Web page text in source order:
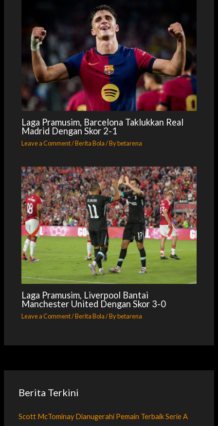
Laga Pramusim, Barcelona Taklukkan Real
Madrid Dengan Skor 2-1
Leave a Comment/Berita Bola/ Bybetarena
Laga Pramusim, Liverpool Bantai
Manchester United Dengan Skor 3-0
Leave a Comment/Berita Bola/ Bybetarena
Berita Terkini
Scott McTominay Dianugerahi Pemain Terbaik Serie A